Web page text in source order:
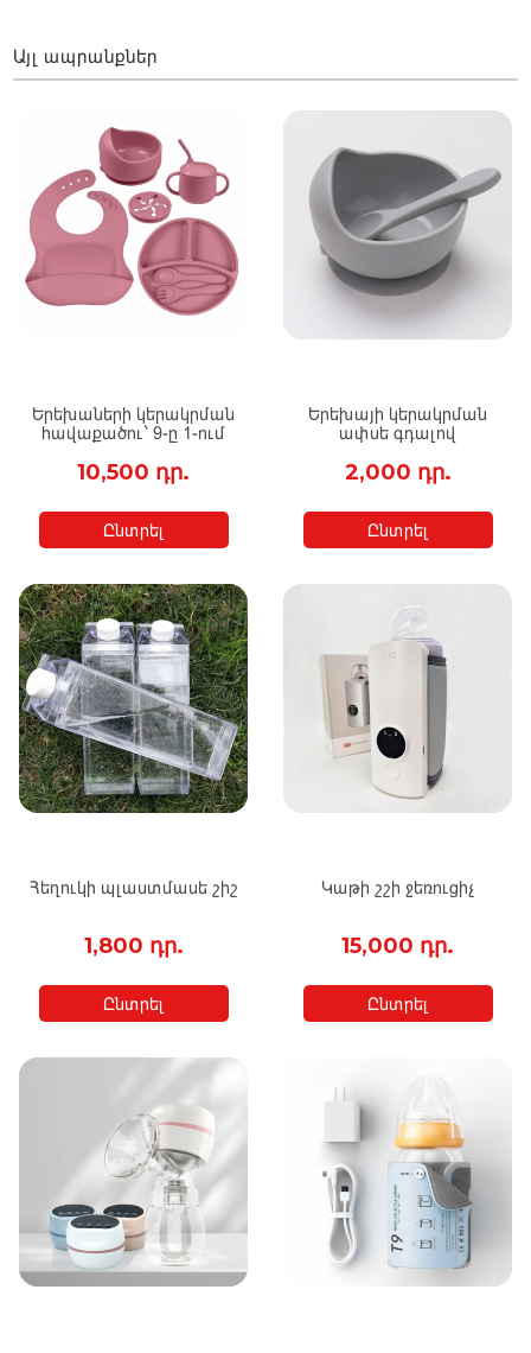
Այլ ապրանքներ
Երեխաների կերակրման
հավաքածու` 9-ը 1-ում
10,500 դր.
Ընտրել
Երեխայի կերակրման
ափսե գդալով
2,000 դր.
Ընտրել
Հեղուկի պլաստմասե շիշ
1,800 դր.
Ընտրել
Կաթի շշի ջեռուցիչ
15,000 դր.
Ընտրել